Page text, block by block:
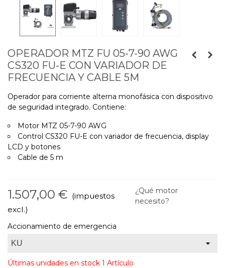
OPERADOR MTZ FU 05-7-90 AWG
CS320 FU-E CON VARIADOR DE
FRECUENCIA Y CABLE 5M
Operador para corriente alterna monofásica con dispositivo
de seguridad integrado. Contiene:
Motor MTZ 05-7-90 AWG
Control CS320 FU-E con variador de frecuencia, display
LCD y botones
Cable de 5 m
1.507,00 € (impuestos
excl.)
¿Qué motor
necesito?
Accionamiento de emergencia
Últimas unidades en stock 1 Artículo